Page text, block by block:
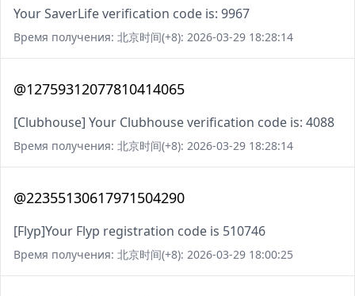
Your SaverLife verification code is: 9967
Время получения: 北京时间(+8): 2026-03-29 18:28:14
@12759312077810414065
[Clubhouse] Your Clubhouse verification code is: 4088
Время получения: 北京时间(+8): 2026-03-29 18:28:14
@22355130617971504290
[Flyp]Your Flyp registration code is 510746
Время получения: 北京时间(+8): 2026-03-29 18:00:25